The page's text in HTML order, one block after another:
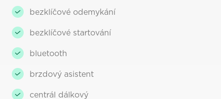
bezklíčové odemykání
bezklíčové startování
bluetooth
brzdový asistent
centrál dálkový